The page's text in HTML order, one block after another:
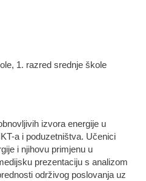
1. razred srednje škole
izvora energije u
a i poduzetništva. Učenici
i njihovu primjenu u
prezentaciju s analizom
održivog poslovanja uz